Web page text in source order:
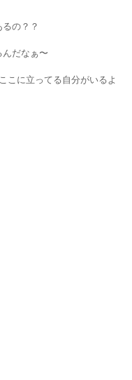
の？？
だなぁ〜
こに立ってる自分がいるよ